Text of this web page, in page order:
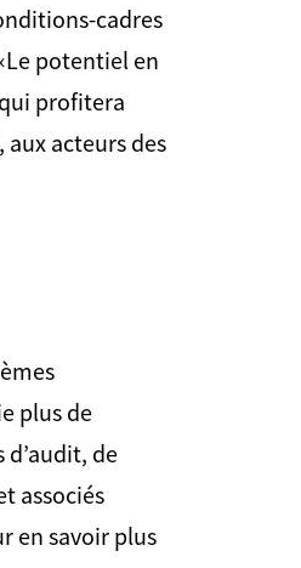
cadres
potentiel en
profitera
acteurs des
plus de
de
associés
en savoir plus